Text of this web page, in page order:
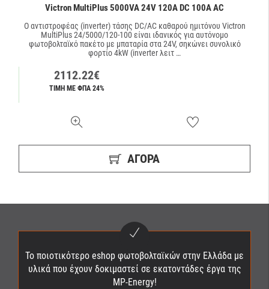
Victron MultiPlus 5000VA 24V 120A DC 100A AC
Ο αντιστροφέας (inverter) τάσης DC/AC καθαρού ημιτόνου Victron
MultiPlus 24/5000/120-100 είναι ιδανικός για αυτόνομο
φωτοβολταϊκό πακέτο με μπαταρία στα 24V, σηκώνει συνολικό
φορτίο 4kW (inverter λειτ …
2112.22€
ΤΙΜΗ ΜΕ ΦΠΑ 24%
ΑΓΟΡΆ
Το ποιοτικότερο eshop φωτοβολταϊκών στην Ελλάδα με
υλικά που έχουν δοκιμαστεί σε εκατοντάδες έργα της
MP-Energy!